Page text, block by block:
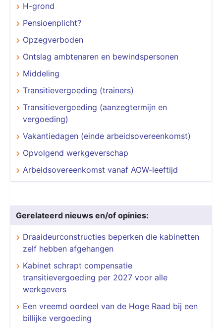
H-grond
Pensioenplicht?
Opzegverboden
Ontslag ambtenaren en bewindspersonen
Middeling
Transitievergoeding (trainers)
Transitievergoeding (aanzegtermijn en
vergoeding)
Vakantiedagen (einde arbeidsovereenkomst)
Opvolgend werkgeverschap
Arbeidsovereenkomst vanaf AOW-leeftijd
Gerelateerd nieuws en/of opinies:
Draaideurconstructies beperken die kabinetten
zelf hebben afgehangen
Kabinet schrapt compensatie
transitievergoeding per 2027 voor alle
werkgevers
Een vreemd oordeel van de Hoge Raad bij een
billijke vergoeding